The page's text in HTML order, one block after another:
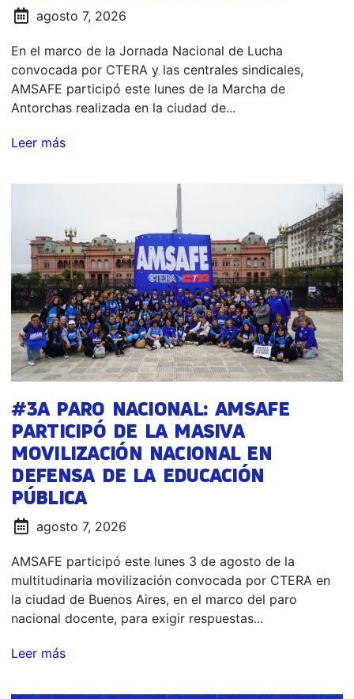
agosto 7, 2026
En el marco de la Jornada Nacional de Lucha
convocada por CTERA y las centrales sindicales,
AMSAFE participó este lunes de la Marcha de
Antorchas realizada en la ciudad de...
Leer más
#3A PARO NACIONAL: AMSAFE
PARTICIPÓ DE LA MASIVA
MOVILIZACIÓN NACIONAL EN
DEFENSA DE LA EDUCACIÓN
PÚBLICA
agosto 7, 2026
AMSAFE participó este lunes 3 de agosto de la
multitudinaria movilización convocada por CTERA en
la ciudad de Buenos Aires, en el marco del paro
nacional docente, para exigir respuestas...
Leer más